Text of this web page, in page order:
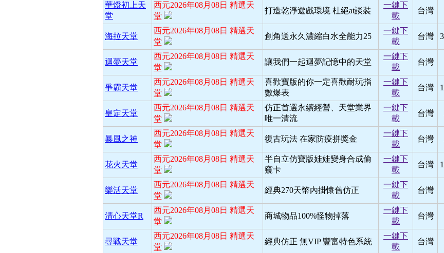
華燈初上天
堂
西元2026年08月08日 精選天
堂
打造乾淨遊戲環境 杜絕at談裝
一鍵下
載
台灣
海拉天堂
西元2026年08月08日 精選天
堂
創角送永久濃縮白水全能力25
一鍵下
載
台灣
迴夢天堂
西元2026年08月08日 精選天
堂
讓我們一起迴夢記憶中的天堂
一鍵下
載
台灣
爭霸天堂
西元2026年08月08日 精選天
堂
喜歡寶版的你一定喜歡耐玩指
數爆表
一鍵下
載
台灣
皇定天堂
西元2026年08月08日 精選天
堂
仿正首選永續經營、天堂業界
唯一清流
一鍵下
載
台灣
暴風之神
西元2026年08月08日 精選天
堂
復古玩法 在家防疫拼獎金
一鍵下
載
台灣
花火天堂
西元2026年08月08日 精選天
堂
半自立仿寶版娃娃變身合成偷
窺卡
一鍵下
載
台灣
樂活天堂
西元2026年08月08日 精選天
堂
經典270天幣內掛懷舊仿正
一鍵下
載
台灣
清心天堂R
西元2026年08月08日 精選天
堂
商城物品100%怪物掉落
一鍵下
載
台灣
尋戰天堂
西元2026年08月08日 精選天
堂
經典仿正 無VIP 豐富特色系統
一鍵下
載
台灣